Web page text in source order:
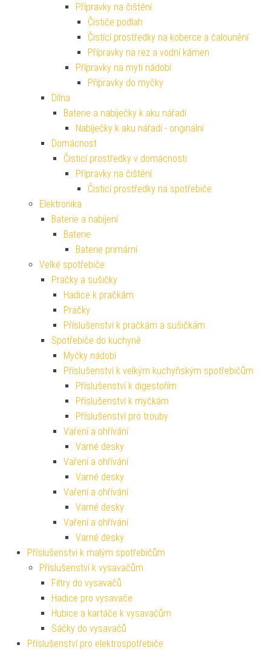
Přípravky na čištění
Čističe podlah
Čistící prostředky na koberce a čalounění
Přípravky na rez a vodní kámen
Přípravky na mytí nádobí
Přípravky do myčky
Dílna
Baterie a nabíječky k aku nářadí
Nabíječky k aku nářadí - originální
Domácnost
Čisticí prostředky v domácnosti
Přípravky na čištění
Čisticí prostředky na spotřebiče
Elektronika
Baterie a nabíjení
Baterie
Baterie primární
Velké spotřebiče
Pračky a sušičky
Hadice k pračkám
Pračky
Příslušenství k pračkám a sušičkám
Spotřebiče do kuchyně
Myčky nádobí
Příslušenství k velkým kuchyňským spotřebičům
Příslušenství k digestořím
Příslušenství k myčkám
Příslušenství pro trouby
Vaření a ohřívání
Varné desky
Vaření a ohřívání
Varné desky
Vaření a ohřívání
Varné desky
Vaření a ohřívání
Varné desky
Příslušenství k malým spotřebičům
Příslušenství k vysavačům
Filtry do vysavačů
Hadice pro vysavače
Hubice a kartáče k vysavačům
Sáčky do vysavačů
Příslušenství pro elektrospotřebiče